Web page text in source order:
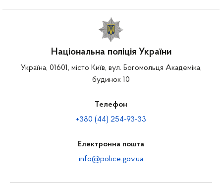
Національна поліція України
Україна, 01601, місто Київ, вул. Богомольця Академіка,
будинок 10
Телефон
+380 (44) 254-93-33
Електронна пошта
info@police.gov.ua